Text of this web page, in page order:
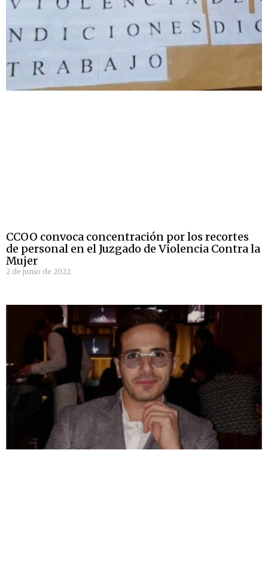
CCOO convoca concentración por los recortes
de personal en el Juzgado de Violencia Contra la
Mujer
2 de junio de 2022